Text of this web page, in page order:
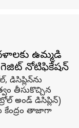
ఉమ్మడి
నోటిఫికేషన్
డిసిప్లిన్‌ను
తీసుకొచ్చిన
అండ్ డిసిప్లిన్)
కేంద్రం తాజాగా